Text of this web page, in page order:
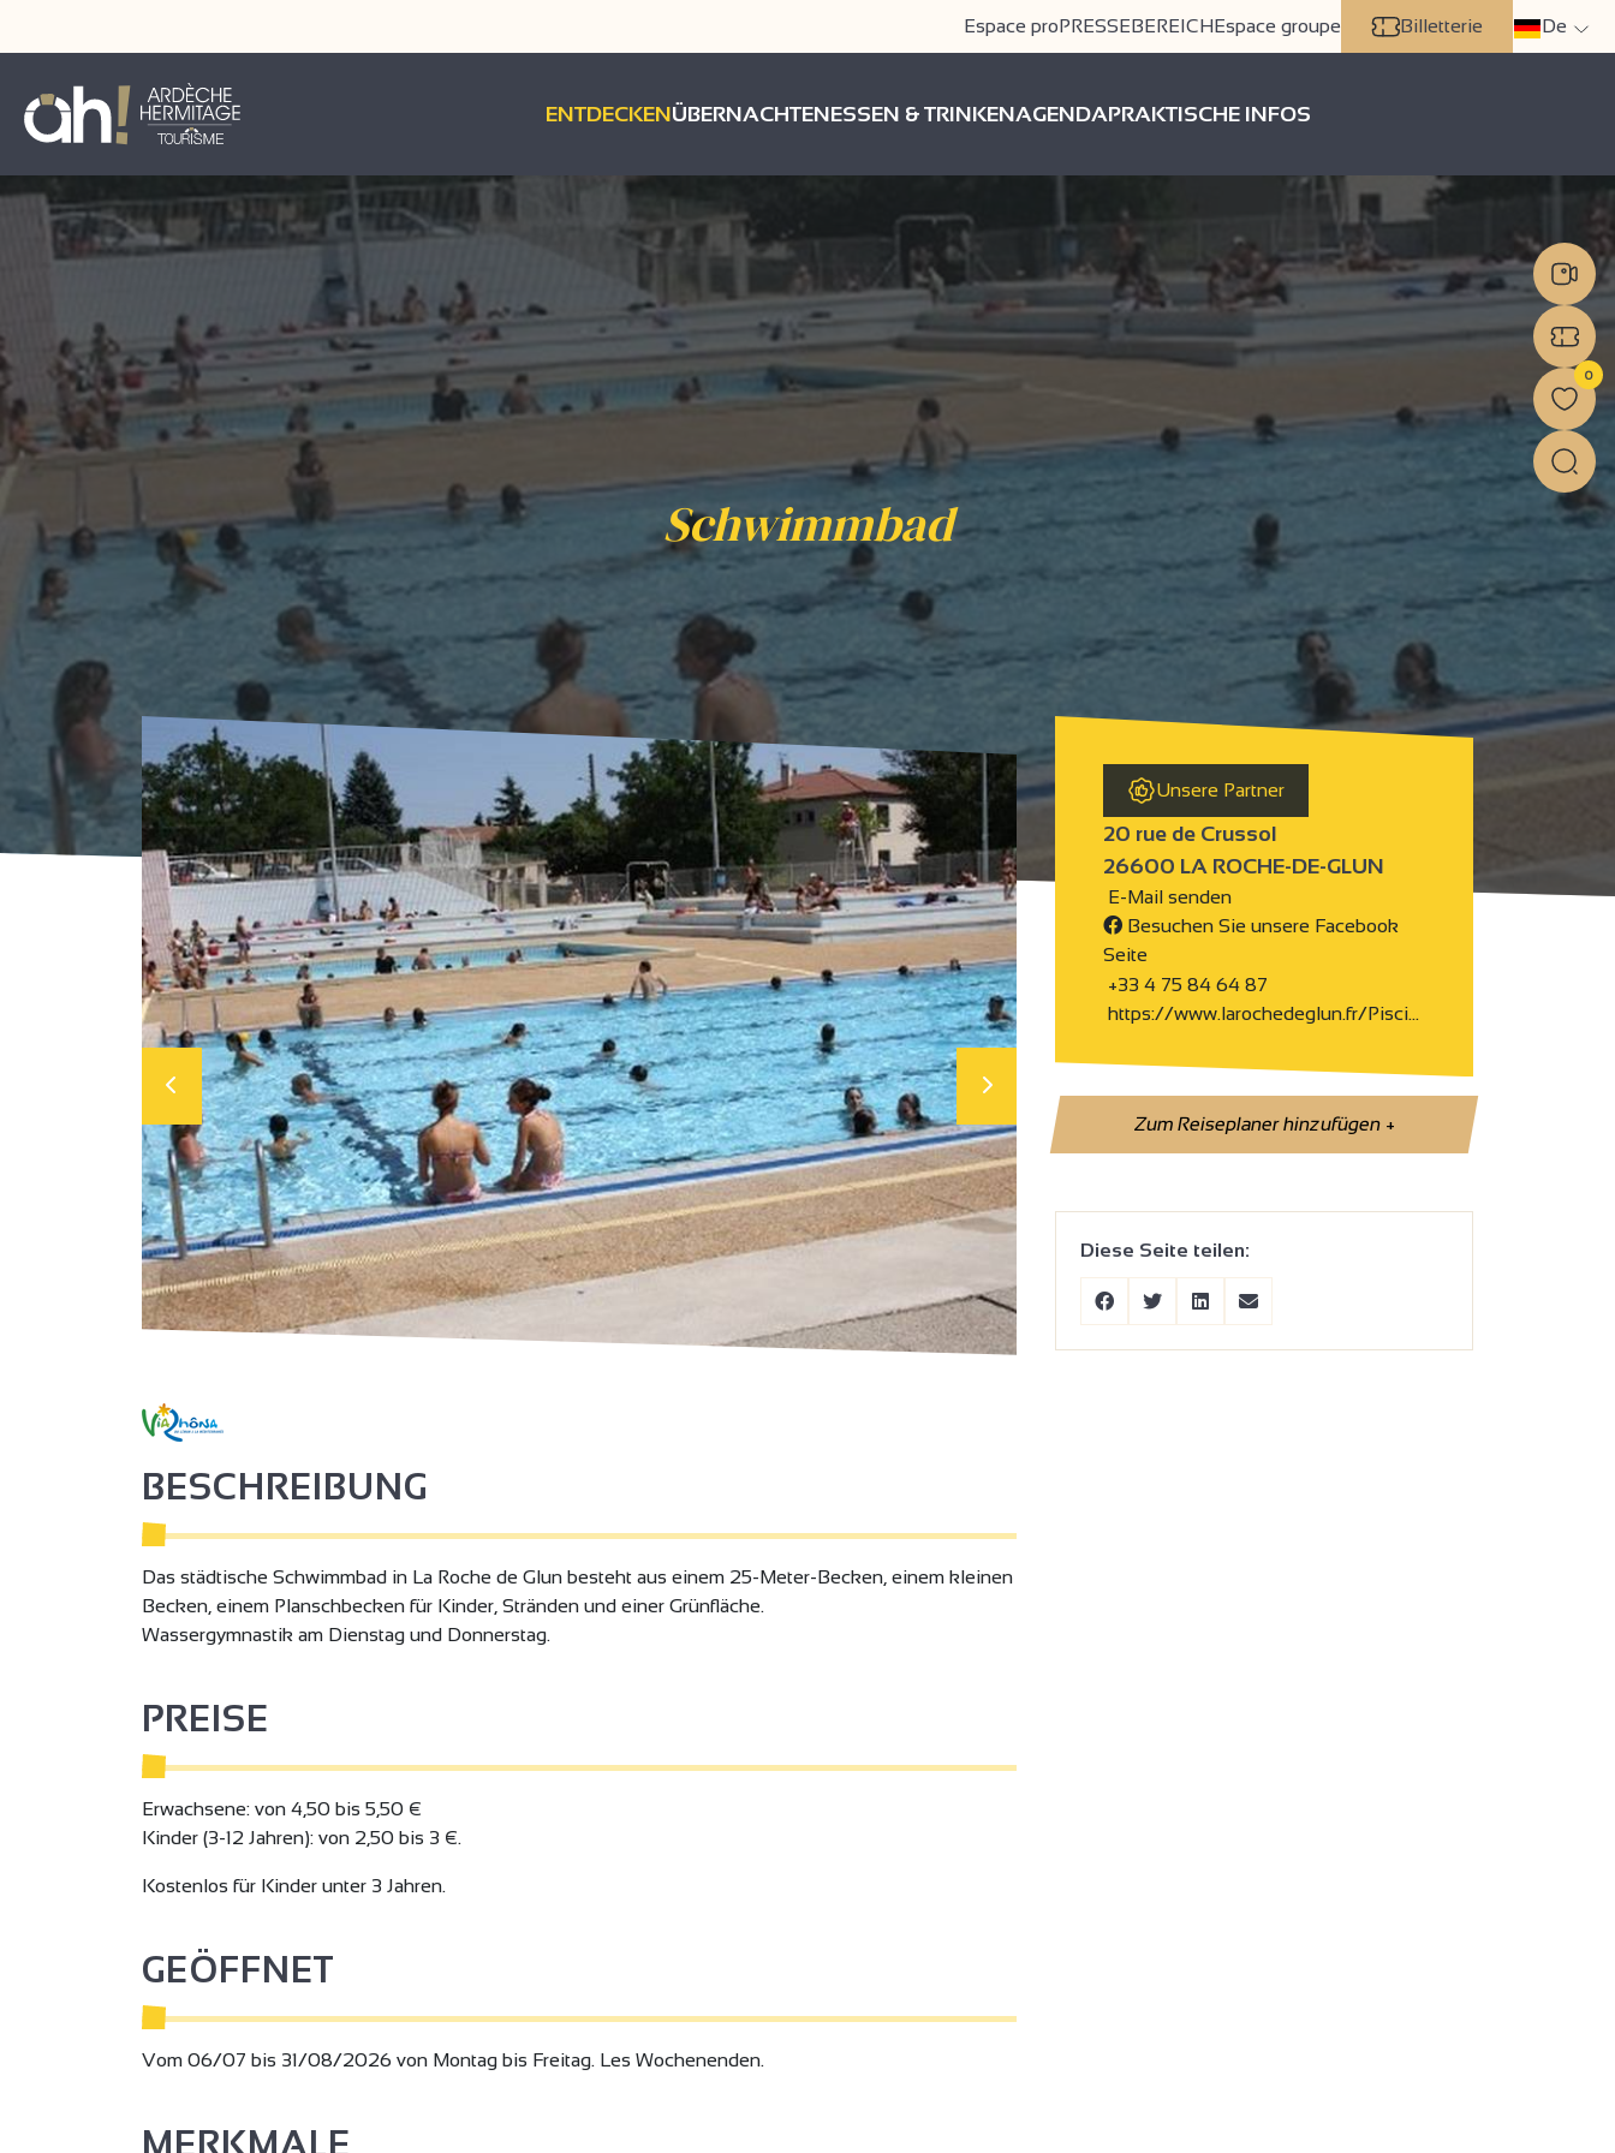
Espace proPRESSEBEREICHEspace groupe Billetterie De
ENTDECKENÜBERNACHTENESSEN & TRINKENAGENDAPRAKTISCHE INFOS
Schwimmbad
Unsere Partner
20 rue de Crussol
26600 LA ROCHE-DE-GLUN
E-Mail senden
Besuchen Sie unsere Facebook
Seite
+33 4 75 84 64 87
https://www.larochedeglun.fr/Pisci…
Zum Reiseplaner hinzufügen+
Diese Seite teilen:
BESCHREIBUNG
Das städtische Schwimmbad in La Roche de Glun besteht aus einem 25-Meter-Becken, einem kleinen
Becken, einem Planschbecken für Kinder, Stränden und einer Grünfläche.
Wassergymnastik am Dienstag und Donnerstag.
PREISE
Erwachsene: von 4,50 bis 5,50 €
Kinder (3-12 Jahren): von 2,50 bis 3 €.
Kostenlos für Kinder unter 3 Jahren.
GEÖFFNET
Vom 06/07 bis 31/08/2026 von Montag bis Freitag. Les Wochenenden.
MERKMALE
0